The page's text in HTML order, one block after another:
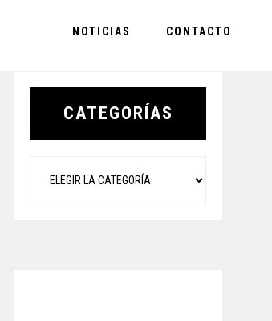
NOTICIAS CONTACTO
Primary
CATEGORÍAS